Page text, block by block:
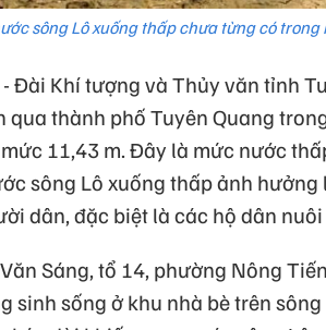
sông Lô xuống thấp chưa từng có
Đài Khí tượng và Thủy văn tỉnh
qua thành phố Tuyên Quang
11,43 m. Đây là mức nước
sông Lô xuống thấp ảnh
dân, đặc biệt là các hộ dân
Sáng, tổ 14, phường Nông
sinh sống ở khu nhà bè trên